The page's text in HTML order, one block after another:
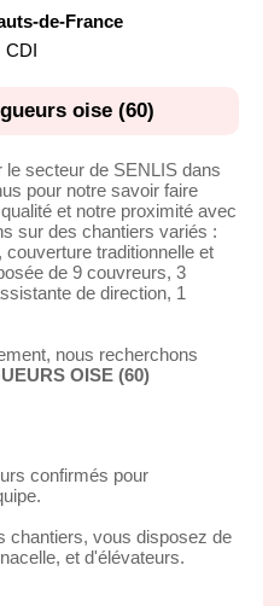
de-France
CDI
oise (60)
secteur de SENLIS dans
pour notre savoir faire
et notre proximité avec
sur des chantiers variés :
traditionnelle et
de 9 couvreurs, 3
de direction, 1
nous recherchons
OISE (60)
confirmés pour
chantiers, vous disposez de
et d'élévateurs.